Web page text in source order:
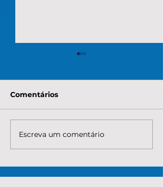
Qual é o valor que o
MEI precisa para
pendências
rapidamente?
Comentários
Escreva um comentário